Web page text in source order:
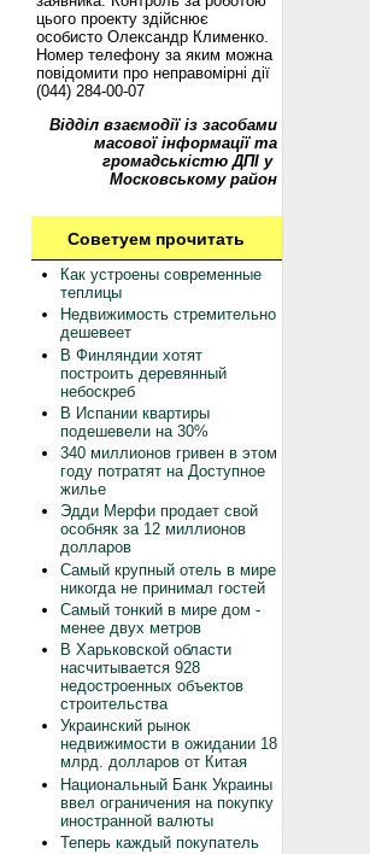
цього проекту здійснює
особисто Олександр Клименко.
Номер телефону за яким можна
повідомити про неправомірні дії
(044) 284-00-07
Відділ взаємодії із засобами
масової інформації та
громадськістю ДПІ у
Московському район
Советуем прочитать
Как устроены современные
теплицы
Недвижимость стремительно
дешевеет
В Финляндии хотят
построить деревянный
небоскреб
В Испании квартиры
подешевели на 30%
340 миллионов гривен в этом
году потратят на Доступное
жилье
Эдди Мерфи продает свой
особняк за 12 миллионов
долларов
Самый крупный отель в мире
никогда не принимал гостей
Самый тонкий в мире дом -
менее двух метров
В Харьковской области
насчитывается 928
недостроенных объектов
строительства
Украинский рынок
недвижимости в ожидании 18
млрд. долларов от Китая
Национальный Банк Украины
ввел ограничения на покупку
иностранной валюты
Теперь каждый покупатель